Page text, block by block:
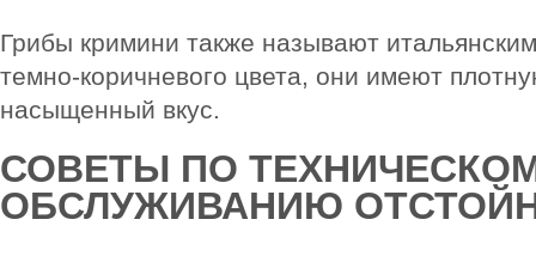
Грибы кримини также называют
темно-коричневого цвета, они имеют
насыщенный вкус.
СОВЕТЫ ПО
ОБСЛУЖИВАНИЮ